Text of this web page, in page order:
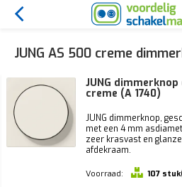
JUNG AS 500 creme
JUNG
creme (A 1740)
JUNG dimmerknop,
met een 4 mm
zeer krasvast en
afdekraam.
Voorraad:
107